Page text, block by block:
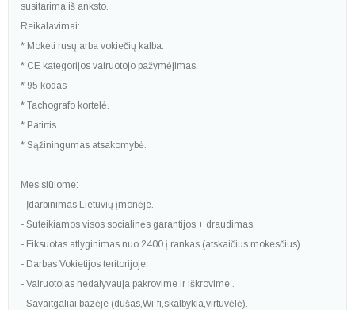
susitarima iš anksto.
Reikalavimai:
* Mokėti rusų arba vokiečių kalba.
* CE kategorijos vairuotojo pažymėjimas.
* 95 kodas
* Tachografo kortelė.
* Patirtis
* Sąžiningumas atsakomybė.
Mes siūlome:
- Įdarbinimas Lietuvių įmonėje.
- Suteikiamos visos socialinės garantijos + draudimas.
- Fiksuotas atlyginimas nuo 2400 į rankas (atskaičius mokesčius).
- Darbas Vokietijos teritorijoje.
- Vairuotojas nedalyvauja pakrovime ir iškrovime .
- Savaitgaliai bazėje (dušas,Wi-fi,skalbykla,virtuvėlė).